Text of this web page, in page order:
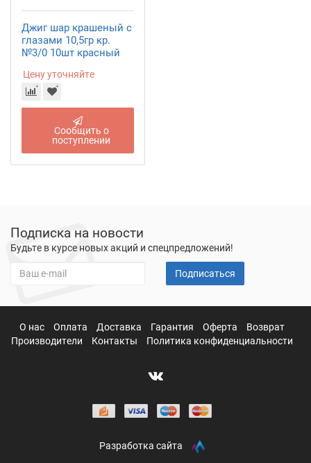
Джиг шар крашеный с
глазами 10,5гр кр.
№3/0 10шт красный
Цену уточняйте
Сообщить о
поступлении
Подписка на новости
Будьте в курсе новых акций и спецпредложений!
Подписаться
О нас Оплата Доставка Гарантия Оферта
Возврат
Производители
Контакты Политика конфиденциальности
Разработка сайта